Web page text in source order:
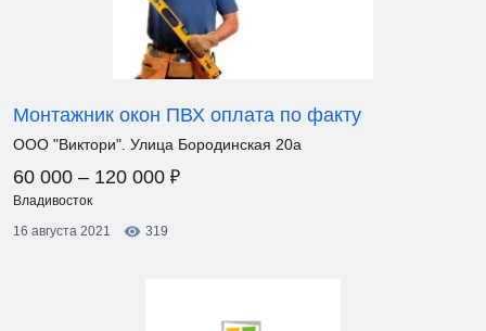
Монтажник окон ПВХ оплата по факту
ООО "Виктори". Улица Бородинская 20а
60 000 – 120 000 ₽
Владивосток
16 августа 2021
319